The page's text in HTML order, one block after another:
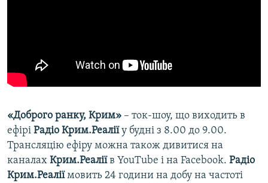
«Доброго ранку, Крим» – ток-шоу, що виходить в
ефірі Радіо Крим.Реаліїу будні з 8.00 до 9.00.
Трансляцію ефіру можна також дивитися на
каналах Крим.Реаліїв YouTube і на Facebook. Радіо
Крим.Реаліїмовить 24 години на добу на частоті